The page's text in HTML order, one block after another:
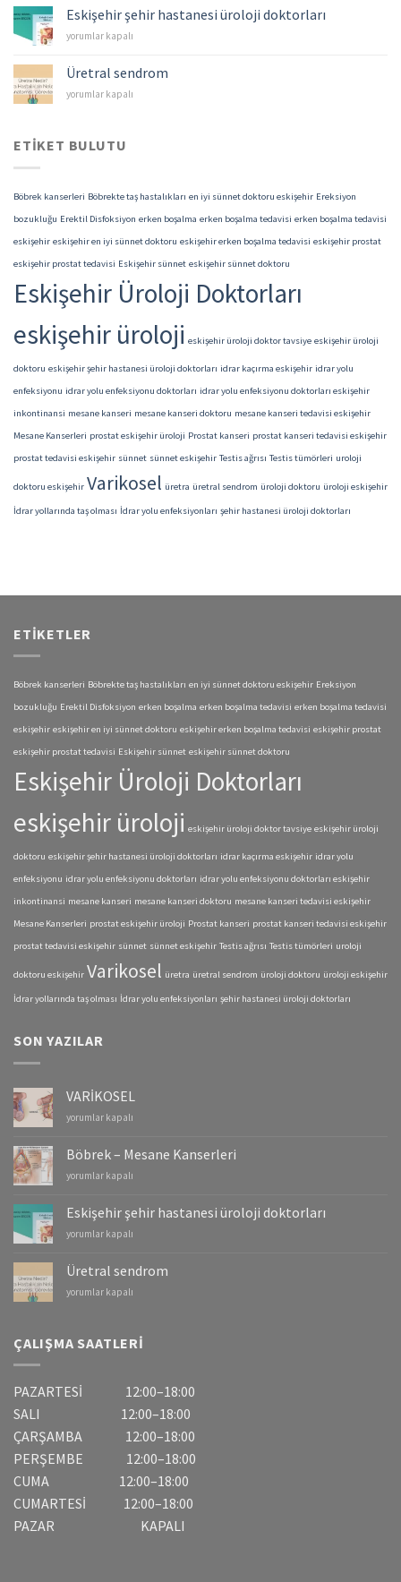
Mesane
Kanserleri
için
Eskişehir şehir hastanesi üroloji doktorları
Eskişehir
hastanesi
üroloji
doktorları
yorumlar kapalı
Üretral sendrom
Üretral
yorumlar kapalı
ETIKET BULUTU
Böbrek kanserleri Böbrekte taş hastalıkları en iyi sünnet doktoru eskişehir Ereksiyon
bozukluğu Erektil Disfoksiyon erken boşalma erken boşalma tedavisi erken boşalma tedavisi
eskişehir eskişehir en iyi sünnet doktoru eskişehir erken boşalma tedavisi eskişehir prostat
eskişehir prostat tedavisi Eskişehir sünnet eskişehir sünnet doktoru
Eskişehir Üroloji Doktorları
eskişehir üroloji eskişehir üroloji doktor tavsiye eskişehir üroloji
doktoru eskişehir şehir hastanesi üroloji doktorları idrar kaçırma eskişehir idrar yolu
enfeksiyonu idrar yolu enfeksiyonu doktorları idrar yolu enfeksiyonu doktorları eskişehir
inkontinansi mesane kanseri mesane kanseri doktoru mesane kanseri tedavisi eskişehir
Mesane Kanserleri prostat eskişehir üroloji Prostat kanseri prostat kanseri tedavisi eskişehir
prostat tedavisi eskişehir sünnet sünnet eskişehir Testis ağrısı Testis tümörleri uroloji
doktoru eskişehir Varikosel üretra üretral sendrom üroloji doktoru üroloji eskişehir
İdrar yollarında taş olması İdrar yolu enfeksiyonları şehir hastanesi üroloji doktorları
ETIKETLER
Böbrek kanserleri Böbrekte taş hastalıkları en iyi sünnet doktoru eskişehir Ereksiyon
bozukluğu Erektil Disfoksiyon erken boşalma erken boşalma tedavisi erken boşalma tedavisi
eskişehir eskişehir en iyi sünnet doktoru eskişehir erken boşalma tedavisi eskişehir prostat
eskişehir prostat tedavisi Eskişehir sünnet eskişehir sünnet doktoru
Eskişehir Üroloji Doktorları
eskişehir üroloji eskişehir üroloji doktor tavsiye eskişehir üroloji
doktoru eskişehir şehir hastanesi üroloji doktorları idrar kaçırma eskişehir idrar yolu
enfeksiyonu idrar yolu enfeksiyonu doktorları idrar yolu enfeksiyonu doktorları eskişehir
inkontinansi mesane kanseri mesane kanseri doktoru mesane kanseri tedavisi eskişehir
Mesane Kanserleri prostat eskişehir üroloji Prostat kanseri prostat kanseri tedavisi eskişehir
prostat tedavisi eskişehir sünnet sünnet eskişehir Testis ağrısı Testis tümörleri uroloji
doktoru eskişehir Varikosel üretra üretral sendrom üroloji doktoru üroloji eskişehir
İdrar yollarında taş olması İdrar yolu enfeksiyonları şehir hastanesi üroloji doktorları
SON YAZILAR
VARİKOSEL
VARİKOSEL
yorumlar kapalı
Böbrek – Mesane Kanserleri
Böbrek
Mesane
Kanserleri
için
yorumlar kapalı
Eskişehir şehir hastanesi üroloji doktorları
Eskişehir
hastanesi
üroloji
doktorları
yorumlar kapalı
Üretral sendrom
Üretral
yorumlar kapalı
ÇALIŞMA SAATLERI
PAZARTESİ 12:00–18:00
SALI 12:00–18:00
ÇARŞAMBA 12:00–18:00
PERŞEMBE 12:00–18:00
CUMA 12:00–18:00
CUMARTESİ 12:00–18:00
PAZAR KAPALI